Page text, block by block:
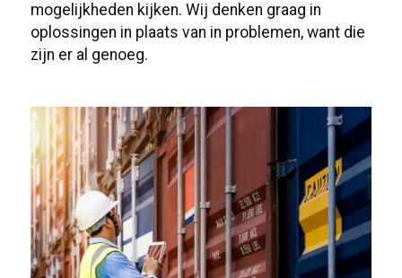
mogelijkheden kijken. Wij denken graag in
oplossingen in plaats van in problemen, want die
zijn er al genoeg.